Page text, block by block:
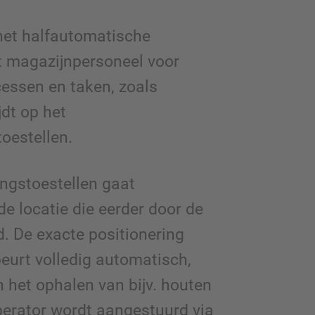
halfautomatische
voor
en taken, zoals
op het
gaat
locatie die eerder door de
De exacte positionering
volledig automatisch,
het ophalen van bijv. houten
wordt aangestuurd via